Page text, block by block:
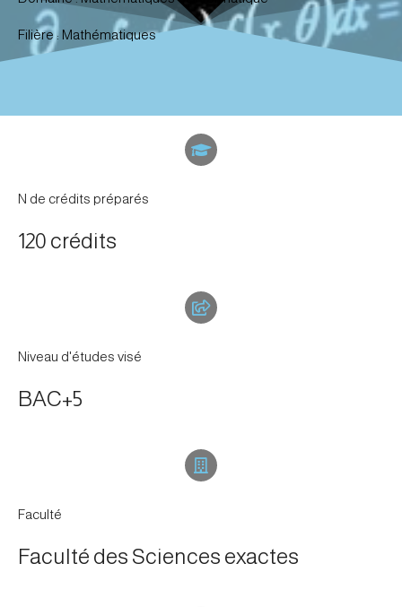
Filière : Mathématiques
N de crédits préparés
120 crédits
Niveau d'études visé
BAC+5
Faculté
Faculté des Sciences exactes